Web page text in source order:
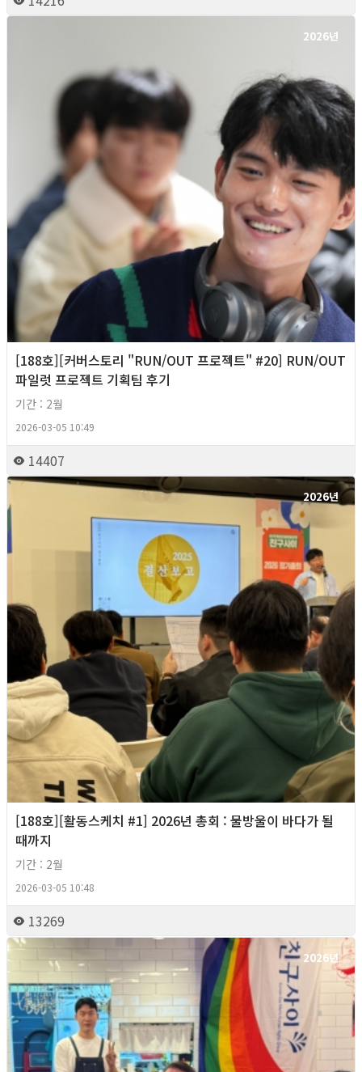
2026년
[188호][커버스토리 "RUN/OUT 프로젝트" #20] RUN/OUT
파일럿 프로젝트 기획팀 후기
기간 : 2월
2026-03-05 10:49
14407
2026년
[188호][활동스케치 #1] 2026년 총회 : 물방울이 바다가 될
때까지
기간 : 2월
2026-03-05 10:48
13269
2026년